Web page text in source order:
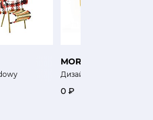
MOROSO
Дизайнерское кресло Rift
0 ₽